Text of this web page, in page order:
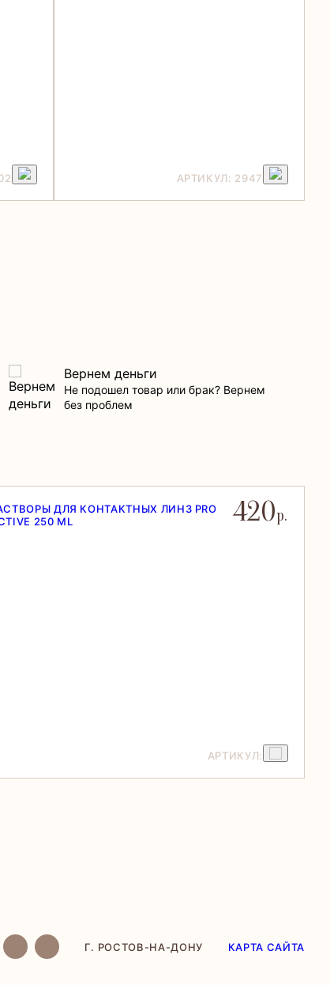
АРТИКУЛ: 2947
Вернем деньги
Не подошел товар или брак? Вернем
без проблем
ДЛЯ КОНТАКТНЫХ ЛИНЗ PRO
250 ML
420р.
АРТИКУЛ:
Г. РОСТОВ-НА-ДОНУ КАРТА САЙТА